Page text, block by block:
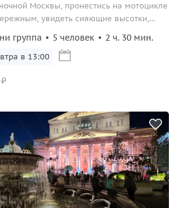
Москвы, пронестись на мотоцикле
увидеть сияющие высотки,
группа 5 человек 2 ч. 30 мин.
в 13:00
₽